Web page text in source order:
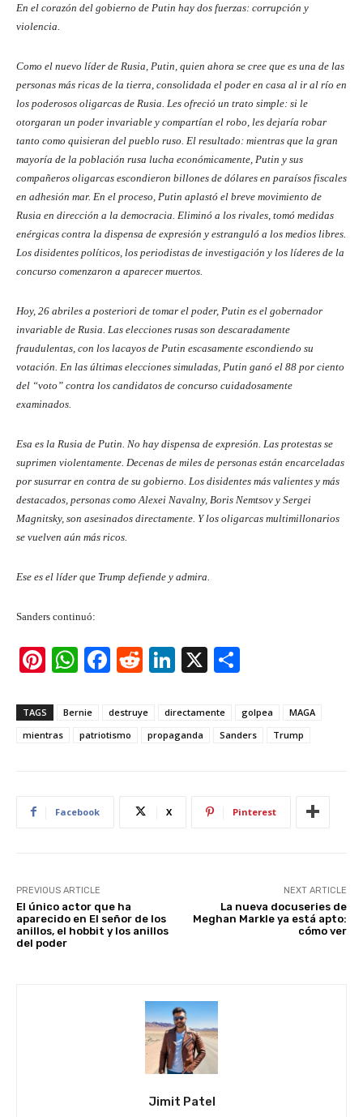
En el corazón del gobierno de Putin hay dos fuerzas: corrupción y
violencia.
Como el nuevo líder de Rusia, Putin, quien ahora se cree que es una de las
personas más ricas de la tierra, consolidada el poder en casa al ir al río en
los poderosos oligarcas de Rusia. Les ofreció un trato simple: si le
otorgaran un poder invariable y compartían el robo, les dejaría robar
tanto como quisieran del pueblo ruso. El resultado: mientras que la gran
mayoría de la población rusa lucha económicamente, Putin y sus
compañeros oligarcas escondieron billones de dólares en paraísos fiscales
en adhesión mar. En el proceso, Putin aplastó el breve movimiento de
Rusia en dirección a la democracia. Eliminó a los rivales, tomó medidas
enérgicas contra la dispensa de expresión y estranguló a los medios libres.
Los disidentes políticos, los periodistas de investigación y los líderes de la
concurso comenzaron a aparecer muertos.
Hoy, 26 abriles a posteriori de tomar el poder, Putin es el gobernador
invariable de Rusia. Las elecciones rusas son descaradamente
fraudulentas, con los lacayos de Putin escasamente escondiendo su
votación. En las últimas elecciones simuladas, Putin ganó el 88 por ciento
del “voto” contra los candidatos de concurso cuidadosamente
examinados.
Esa es la Rusia de Putin. No hay dispensa de expresión. Las protestas se
suprimen violentamente. Decenas de miles de personas están encarceladas
por susurrar en contra de su gobierno. Los disidentes más valientes y más
destacados, personas como Alexei Navalny, Boris Nemtsov y Sergei
Magnitsky, son asesinados directamente. Y los oligarcas multimillonarios
se vuelven aún más ricos.
Ese es el líder que Trump defiende y admira.
Sanders continuó:
Pi
er
e
W
at
s
p
F
c
e
R
d
di
Li
k
e
X
ar
e
TAGS Bernie destruye directamente golpea
MAGA
mientras
patriotismo propaganda Sanders Trump
Facebook X Pinterest
PREVIOUS ARTICLE
El único actor que ha
aparecido en El señor de los
anillos, el hobbit y los anillos
del poder
NEXT ARTICLE
La nueva docuseries de
Meghan Markle ya está apto:
cómo ver
Jimit Patel